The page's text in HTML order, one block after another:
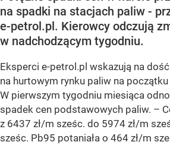
na spadki na stacjach paliw -
e-petrol.pl. Kierowcy odczują
w nadchodzącym tygodniu.
Eksperci e-petrol.pl wskazują na
na hurtowym rynku paliw na
W pierwszym tygodniu miesiąca
spadek cen podstawowych paliw. –
z 6437 zł/m sześc. do 5974 zł/m
sześc. Pb95 potaniała o 464 zł/m